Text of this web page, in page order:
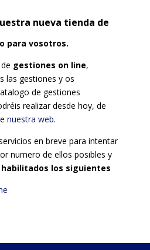
nueva tienda de
para vosotros.
gestiones on line,
las gestiones y os
de gestiones
realizar desde hoy, de
nuestra web.
en breve para intentar
numero de ellos posibles y
los siguientes